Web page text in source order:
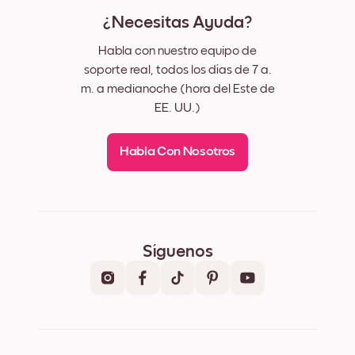
¿Necesitas Ayuda?
Habla con nuestro equipo de
soporte real, todos los días de 7 a.
m. a medianoche (hora del Este de
EE. UU.)
Habla Con Nosotros
Síguenos